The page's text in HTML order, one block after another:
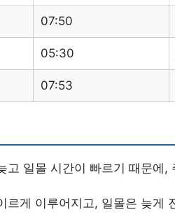
07:50
05:30
07:53
고 일몰 시간이 빠르기 때문에,
르게 이루어지고, 일몰은 늦게